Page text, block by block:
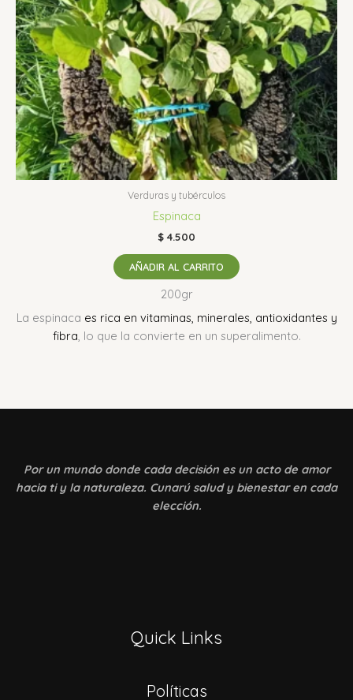
Verduras y tubérculos
Espinaca
$ 4.500
AÑADIR AL CARRITO
200gr
La espinaca es rica en vitaminas, minerales, antioxidantes y
fibra, lo que la convierte en un superalimento.
Por un mundo donde cada decisión es un acto de amor
hacia ti y la naturaleza. Cunarú salud y bienestar en cada
elección.
Quick Links
Políticas